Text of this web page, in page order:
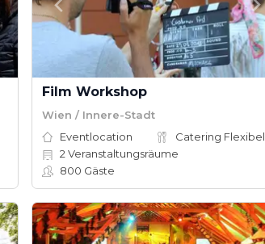
Film Workshop
Wien / Innere-Stadt
Eventlocation
Catering Flexibel
2 Veranstaltungsräume
800 Gäste